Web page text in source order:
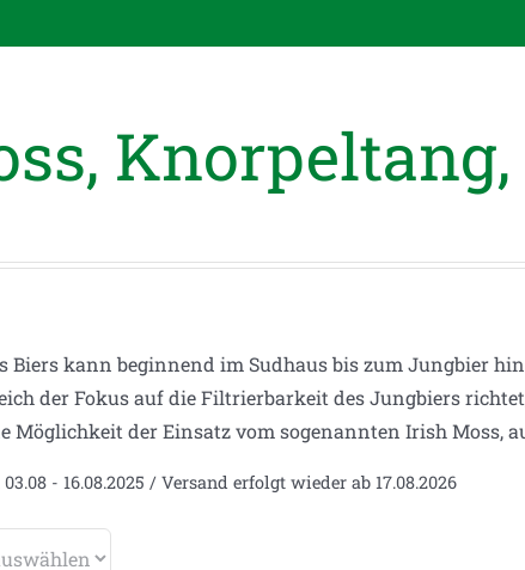
Knorpeltang,
Biers kann beginnend im Sudhaus bis zum Jungbier
der Fokus auf die Filtrierbarkeit des Jungbiers
Möglichkeit der Einsatz vom sogenannten Irish Moss,
- 16.08.2025 / Versand erfolgt wieder ab 17.08.2026